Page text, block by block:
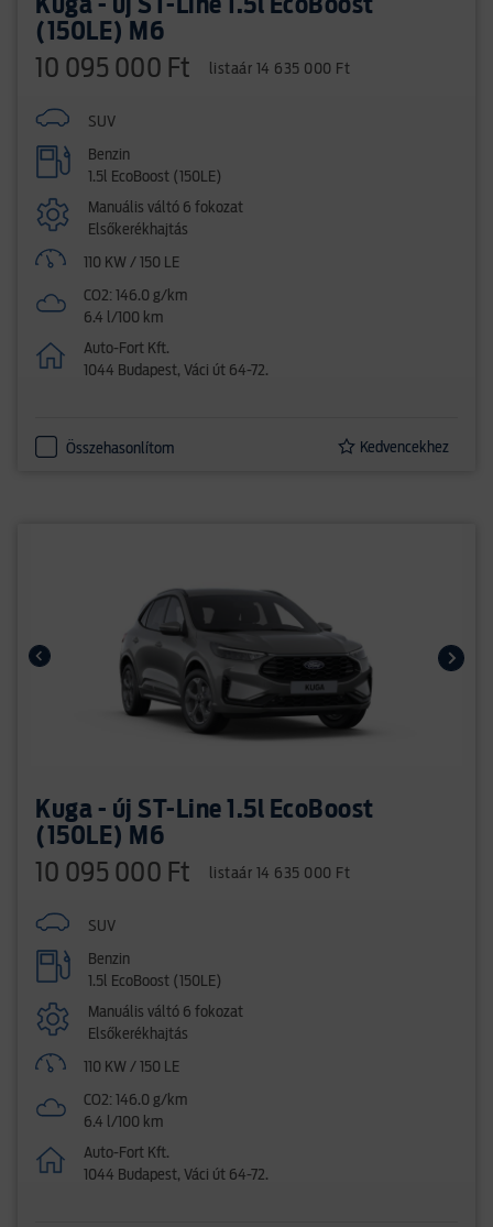
Kuga - új ST-Line 1.5l EcoBoost
(150LE) M6
10 095 000 Ft listaár 14 635 000 Ft
SUV
Benzin
1.5l EcoBoost (150LE)
Manuális váltó 6 fokozat
Elsőkerékhajtás
110 KW / 150 LE
CO2: 146.0 g/km
6.4 l/100 km
Auto-Fort Kft.
1044 Budapest, Váci út 64-72.
Összehasonlítom Kedvencekhez
Kuga - új ST-Line 1.5l EcoBoost
(150LE) M6
10 095 000 Ft listaár 14 635 000 Ft
SUV
Benzin
1.5l EcoBoost (150LE)
Manuális váltó 6 fokozat
Elsőkerékhajtás
110 KW / 150 LE
CO2: 146.0 g/km
6.4 l/100 km
Auto-Fort Kft.
1044 Budapest, Váci út 64-72.